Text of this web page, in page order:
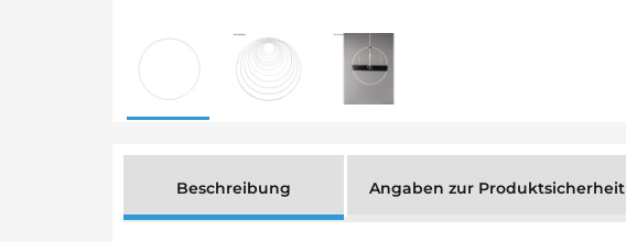
Beschreibung Angaben zur Produktsicherheit